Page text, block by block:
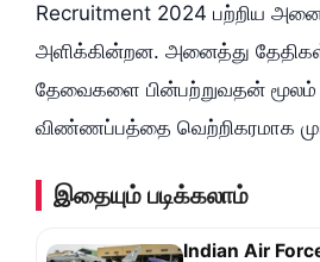
Recruitment 2024 பற்றிய
அளிக்கின்றன. அனைத்து
தேவைகளை பின்பற்றுவதன் மூலம்
விண்ணப்பத்தை வெற்றிகரமாக
இதையும் படிக்கலாம்
Indian Air